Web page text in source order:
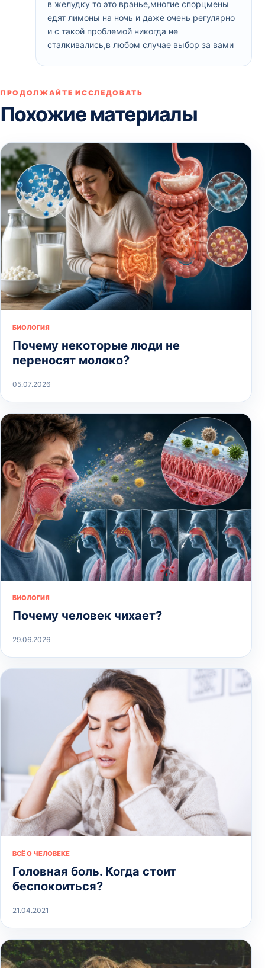
в желудку то это вранье,многие спорцмены
едят лимоны на ночь и даже очень регулярно
и с такой проблемой никогда не
сталкивались,в любом случае выбор за вами
ПРОДОЛЖАЙТЕ ИССЛЕДОВАТЬ
Похожие материалы
БИОЛОГИЯ
Почему некоторые люди не
переносят молоко?
05.07.2026
БИОЛОГИЯ
Почему человек чихает?
29.06.2026
ВСЁ О ЧЕЛОВЕКЕ
Головная боль. Когда стоит
беспокоиться?
21.04.2021